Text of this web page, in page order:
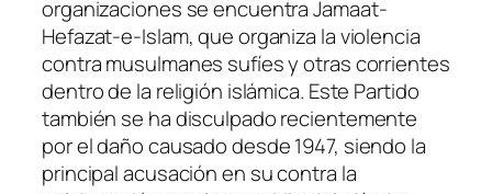
organizaciones se encuentra Jamaat-
Hefazat-e-Islam, que organiza la violencia
contra musulmanes sufíes y otras corrientes
dentro de la religión islámica. Este Partido
también se ha disculpado recientemente
por el daño causado desde 1947, siendo la
principal acusación en su contra la